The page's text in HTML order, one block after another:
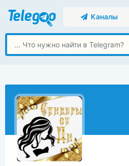
Каналы